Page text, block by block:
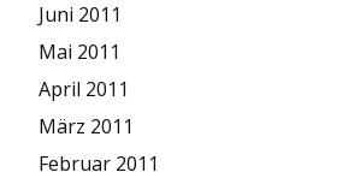
Juni 2011
Mai 2011
April 2011
März 2011
Februar 2011